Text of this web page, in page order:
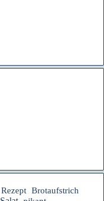
Rezept Brotaufstrich